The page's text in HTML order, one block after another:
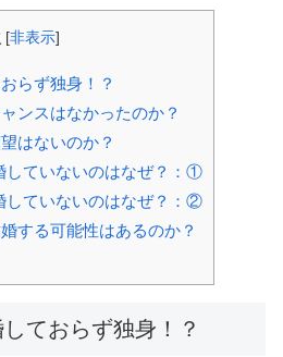
[非表示]
らず独身！？
ンスはなかったのか？
はないのか？
していないのはなぜ？：①
していないのはなぜ？：②
する可能性はあるのか？
ておらず独身！？